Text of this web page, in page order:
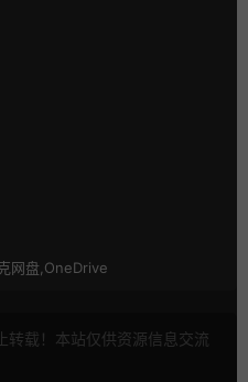
网盘,OneDrive
转载！本站仅供资源信息交流